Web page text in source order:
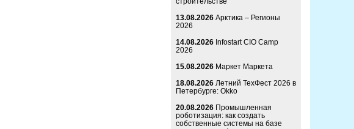
13.08.2026 Арктика – Регионы
2026
14.08.2026 Infostart CIO Camp
2026
15.08.2026 Маркет Маркета
18.08.2026 Летний ТехФест 2026 в
Петербурге: Okko
20.08.2026 Промышленная
роботизация: как создать
собственные системы на базе